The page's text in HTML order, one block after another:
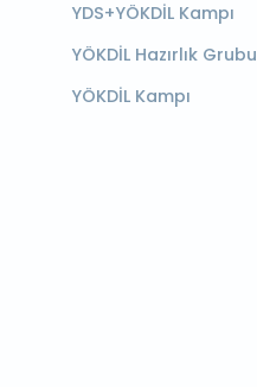
YDS+YÖKDİL Kampı
YÖKDİL Hazırlık Grubu
YÖKDİL Kampı